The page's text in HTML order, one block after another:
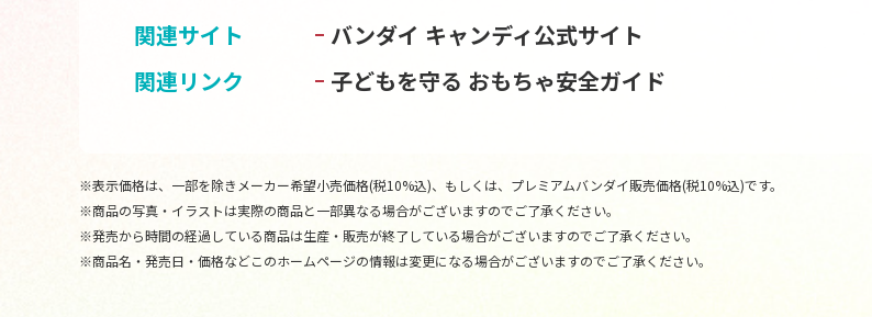
関連サイト
バンダイ キャンディ公式サイト
関連リンク
子どもを守る おもちゃ安全ガイド
※表示価格は、一部を除きメーカー希望小売価格(税10%込)、もしくは、プレミアムバンダイ販売価格(税10%込)です。
※商品の写真・イラストは実際の商品と一部異なる場合がございますのでご了承ください。
※発売から時間の経過している商品は生産・販売が終了している場合がございますのでご了承ください。
※商品名・発売日・価格などこのホームページの情報は変更になる場合がございますのでご了承ください。